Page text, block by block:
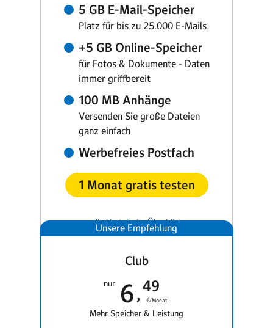
5 GB E-Mail-Speicher
Platz für bis zu 25.000 E-Mails
+5 GB Online-Speicher
für Fotos & Dokumente - Daten
immer griffbereit
100 MB Anhänge
Versenden Sie große Dateien
ganz einfach
Werbefreies Postfach
1 Monat gratis testen
alle Vorteile im Überblick
Club
nur 6 49
€/Monat
Mehr Speicher & Leistung